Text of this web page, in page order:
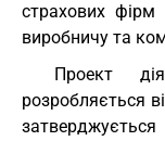
страхових фірм
виробничу та
Проект
розробляється
затверджується